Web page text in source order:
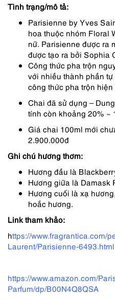
232,000
Tình trạng/mô tả:
Parisienne by Yves
hoa thuộc nhóm Floral
nữ. Parisienne được ra
được tạo ra bởi Sophia
Công thức pha trộn
với nhiều thành phần
công thức pha trộn
Chai đã sử dụng –
tính còn khoảng 20% ~
Giá chai 100ml mới
2.900.000đ
Ghi chú hương thơm:
Hương đầu là
Hương giữa là Damask
Hương cuối là xạ
hoắc hương.
Link tham khảo:
https://www.fragrantica.com/
Laurent/Parisienne-6493.html
https://www.amazon.com/
Parfum/dp/B00N4Q8QSA